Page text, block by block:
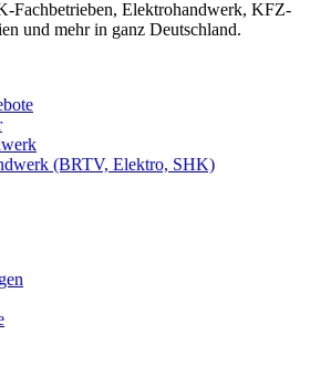
Fachbetrieben, Elektrohandwerk, KFZ-
und mehr in ganz Deutschland.
(BRTV, Elektro, SHK)